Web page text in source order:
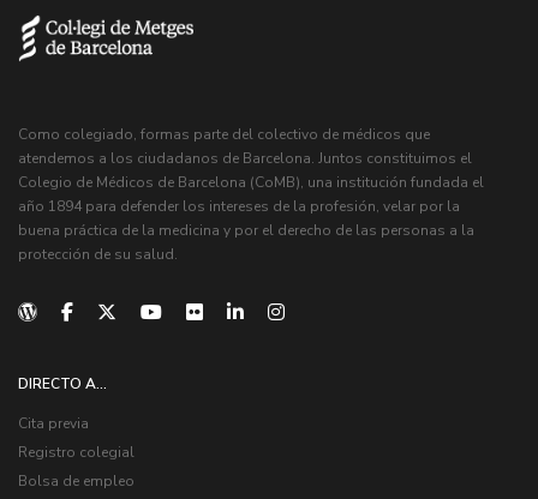
Como colegiado, formas parte del colectivo de médicos que
atendemos a los ciudadanos de Barcelona. Juntos constituimos el
Colegio de Médicos de Barcelona (CoMB), una institución fundada el
año 1894 para defender los intereses de la profesión, velar por la
buena práctica de la medicina y por el derecho de las personas a la
protección de su salud.
DIRECTO A...
Cita previa
Registro colegial
Bolsa de empleo